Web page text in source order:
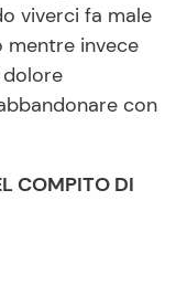
viverci fa male
mentre invece
con
COMPITO DI